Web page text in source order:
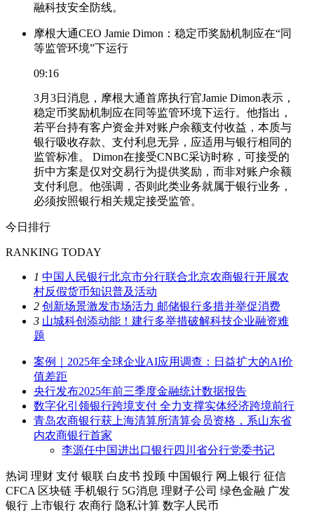
融科技安全防线。
摩根大通CEO Jamie Dimon：稳定币奖励机制应在“同
等监管环境”下运行
09:16
3月3日消息，摩根大通首席执行官Jamie Dimon表示，
稳定币奖励机制应在同等监管环境下运行。他指出，
若平台持有客户资金并对账户余额支付收益，本质与
银行吸收存款、支付利息无异，应适用与银行相同的
监管标准。 Dimon在接受CNBC采访时称，可接受的
折中方案是仅对交易行为提供奖励，而非对账户余额
支付利息。他强调，否则此类业务就属于银行业务，
必须按照银行相关规定接受监管。
今日排行
RANKING TODAY
1 中国人民银行北京市分行联合北京农商银行开展农
村反假货币知识普及活动
2 创新场景激发市场活力 邮储银行多措并举促消费
3 山城科创添动能！建行多举措破解科技企业融资难
题
案例｜2025年全球企业AI应用调查：日益扩大的AI价
值差距
央行发布2025年前三季度金融统计数据报告
数字化引领银行跨境支付 全力支撑实体经济跨境前行
青岛农商银行获上海清算所清算会员资格，系山东省
内农商银行首家
李源任中国进出口银行四川省分行党委书记
热词 理财 支付 银联 白皮书 投顾 中国银行 网上银行 征信
CFCA 区块链 手机银行 5G消息 理财子公司 绿色金融 广发
银行
上市银行 农商行 隐私计算 数字人民币